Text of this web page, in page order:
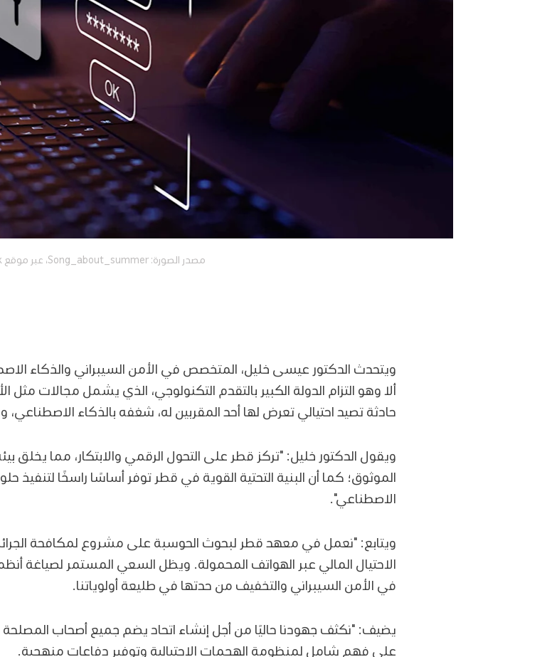
مصدر الصورة: Song_about_summer، عبر موقع Shutterstock
ويتحدث الدكتور عيسى خليل، المتخصص في الأمن السيبراني والذكاء
ألا وهو التزام الدولة الكبير بالتقدم التكنولوجي، الذي يشمل مجالات مثل
حادثة تصيد احتيالي تعرض لها أحد المقربين له، شغفه بالذكاء
ويقول الدكتور خليل: "تركز قطر على التحول الرقمي والابتكار، مما يخلق
الموثوق؛ كما أن البنية التحتية القوية في قطر توفر أساسًا راسخًا لتنفيذ
الاصطناعي".
ويتابع: "نعمل في معهد قطر لبحوث الحوسبة على مشروع لمكافحة الجرائم
الاحتيال المالي عبر الهواتف المحمولة. ويظل السعي المستمر لصياغة
في الأمن السيبراني والتخفيف من حدتها في طليعة أولوياتنا.
يضيف: "نكثف جهودنا حاليًا من أجل إنشاء اتحاد يضم جميع أصحاب المصلحة
على فهم شامل لمنظومة الهجمات الاحتيالية وتوفير دفاعات منهجية.